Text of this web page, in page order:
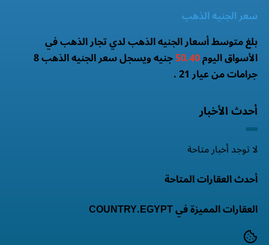
سعر الجنيه الذهب
بلغ متوسط أسعار الجنيه الذهب لدي تجار الذهب في
الأسواق اليوم50.40 جنيه ويسجل سعر الجنيه الذهب 8
جرامات من عيار 21 .
أحدث الأخبار
لا توجد أخبار متاحة
أحدث العقارات المتاحة
العقارات المميزة في COUNTRY.EGYPT